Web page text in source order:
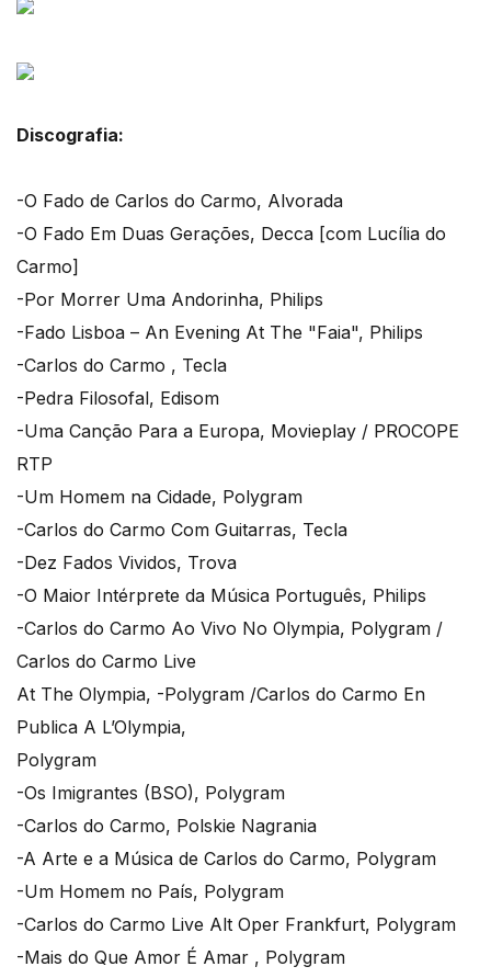
Discografia:
-O Fado de Carlos do Carmo, Alvorada
-O Fado Em Duas Gerações, Decca [com Lucília do
Carmo]
-Por Morrer Uma Andorinha, Philips
-Fado Lisboa – An Evening At The "Faia", Philips
-Carlos do Carmo , Tecla
-Pedra Filosofal, Edisom
-Uma Canção Para a Europa, Movieplay / PROCOPE
RTP
-Um Homem na Cidade, Polygram
-Carlos do Carmo Com Guitarras, Tecla
-Dez Fados Vividos, Trova
-O Maior Intérprete da Música Português, Philips
-Carlos do Carmo Ao Vivo No Olympia, Polygram /
Carlos do Carmo Live
At The Olympia, -Polygram /Carlos do Carmo En
Publica A L’Olympia,
Polygram
-Os Imigrantes (BSO), Polygram
-Carlos do Carmo, Polskie Nagrania
-A Arte e a Música de Carlos do Carmo, Polygram
-Um Homem no País, Polygram
-Carlos do Carmo Live Alt Oper Frankfurt, Polygram
-Mais do Que Amor É Amar , Polygram